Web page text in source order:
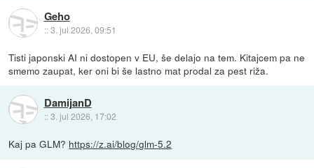
Geho
::3. jul 2026, 09:51
Tisti japonski AI ni dostopen v EU, še delajo na tem. Kitajcem pa ne
smemo zaupat, ker oni bi še lastno mat prodal za pest riža.
DamijanD
::3. jul 2026, 17:02
Kaj pa GLM? https://z.ai/blog/glm-5.2